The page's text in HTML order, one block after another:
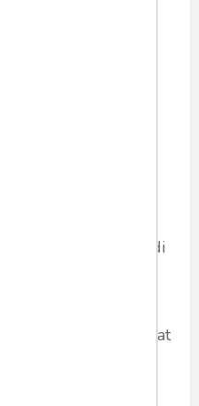
informasi yang
fakta dan data.
kecewa,
tidak mau
yang sakit hati,
warga yang
kebencian.
orang dapur di
saja sisi jahat
Sisi jahat
redaksi, pada rapat
reporter di
‘framing’,